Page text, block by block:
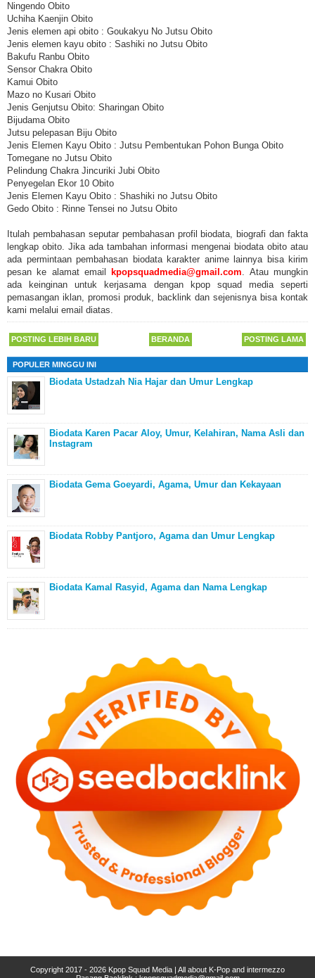
Ningendo Obito
Uchiha Kaenjin Obito
Jenis elemen api obito : Goukakyu No Jutsu Obito
Jenis elemen kayu obito : Sashiki no Jutsu Obito
Bakufu Ranbu Obito
Sensor Chakra Obito
Kamui Obito
Mazo no Kusari Obito
Jenis Genjutsu Obito: Sharingan Obito
Bijudama Obito
Jutsu pelepasan Biju Obito
Jenis Elemen Kayu Obito : Jutsu Pembentukan Pohon Bunga Obito
Tomegane no Jutsu Obito
Pelindung Chakra Jincuriki Jubi Obito
Penyegelan Ekor 10 Obito
Jenis Elemen Kayu Obito : Shashiki no Jutsu Obito
Gedo Obito : Rinne Tensei no Jutsu Obito
Itulah pembahasan seputar pembahasan profil biodata, biografi dan fakta
lengkap obito. Jika ada tambahan informasi mengenai biodata obito atau
ada permintaan pembahasan biodata karakter anime lainnya bisa kirim
pesan ke alamat email
kpopsquadmedia@gmail.com. Atau mungkin
ada keinginan untuk kerjasama dengan kpop squad media seperti
pemasangan iklan, promosi produk, backlink dan sejenisnya bisa kontak
kami melalui email diatas.
POSTING LEBIH BARU POSTING LAMA
BERANDA
POPULER MINGGU INI
Biodata Ustadzah Nia Hajar dan Umur Lengkap
Biodata Karen Pacar Aloy, Umur, Kelahiran, Nama Asli dan
Instagram
Biodata Gema Goeyardi, Agama, Umur dan Kekayaan
Biodata Robby Pantjoro, Agama dan Umur Lengkap
Biodata Kamal Rasyid, Agama dan Nama Lengkap
Copyright 2017 - 2026 Kpop Squad Media | All about K-Pop and intermezzo